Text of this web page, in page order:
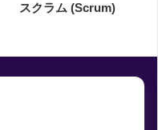
スクラム (Scrum)